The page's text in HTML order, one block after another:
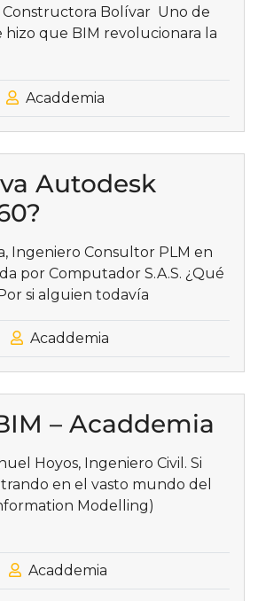
Constructora Bolívar Uno de
hizo que BIM revolucionara la
Acaddemia
Autodesk
Ingeniero Consultor PLM en
por Computador S.A.S. ¿Qué
si alguien todavía
Acaddemia
– Acaddemia
Hoyos, Ingeniero Civil. Si
en el vasto mundo del
Modelling)
Acaddemia